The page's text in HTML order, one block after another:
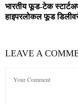
भारतीय फूड-टेक
हाइपरलोकल फूड
LEAVE A